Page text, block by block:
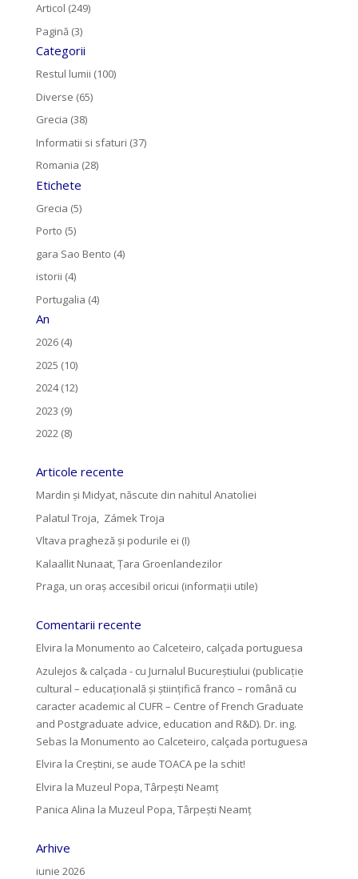
Articol (249)
Pagină (3)
Categorii
Restul lumii (100)
Diverse (65)
Grecia (38)
Informatii si sfaturi (37)
Romania (28)
Etichete
Grecia (5)
Porto (5)
gara Sao Bento (4)
istorii (4)
Portugalia (4)
An
2026 (4)
2025 (10)
2024 (12)
2023 (9)
2022 (8)
Articole recente
Mardin și Midyat, născute din nahitul Anatoliei
Palatul Troja, Zámek Troja
Vltava pragheză și podurile ei (I)
Kalaallit Nunaat, Țara Groenlandezilor
Praga, un oraș accesibil oricui (informații utile)
Comentarii recente
Elvira la Monumento ao Calceteiro, calçada portuguesa
Azulejos & calçada - cu Jurnalul Bucureștiului (publicație
cultural – educațională și științifică franco – română cu
caracter academic al CUFR – Centre of French Graduate
and Postgraduate advice, education and R&D). Dr. ing.
Sebas la Monumento ao Calceteiro, calçada portuguesa
Elvira la Creştini, se aude TOACA pe la schit!
Elvira la Muzeul Popa, Târpeşti Neamţ
Panica Alina la Muzeul Popa, Târpeşti Neamţ
Arhive
iunie 2026